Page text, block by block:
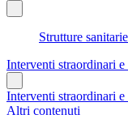
Strutture
Interventi straordinari e
Interventi straordinari e
Altri contenuti